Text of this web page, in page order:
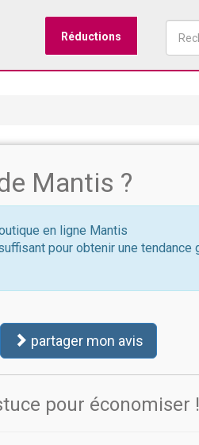
Réductions
Mantis ?
en ligne Mantis
pour obtenir une tendance
partager mon avis
pour économiser !